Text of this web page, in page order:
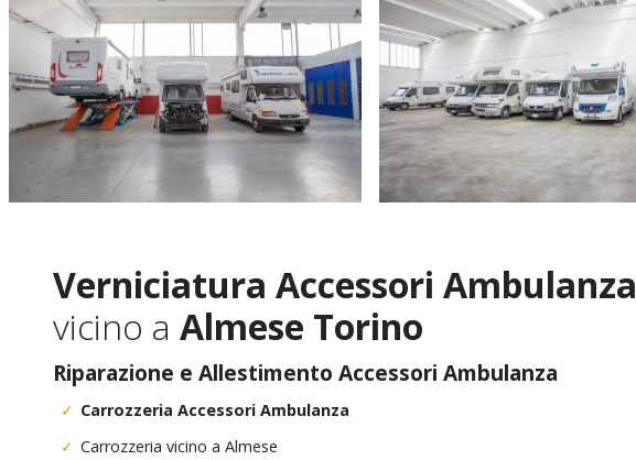
Verniciatura Accessori Ambulanza
vicino a Almese Torino
Riparazione e Allestimento Accessori Ambulanza
Carrozzeria Accessori Ambulanza
Carrozzeria vicino a Almese